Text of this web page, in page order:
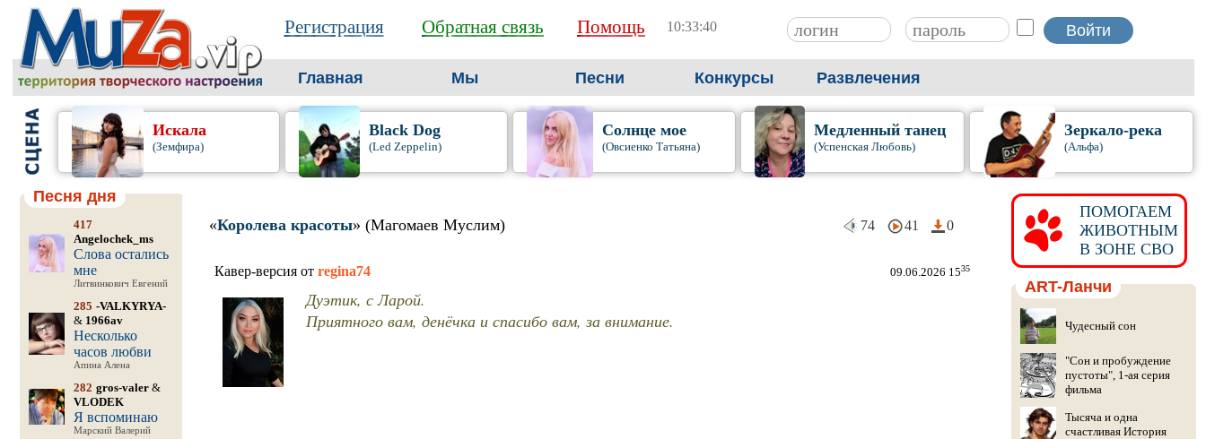
Регистрация Обратная связь Помощь 10:33:41
Главная Мы Песни Конкурсы Развлечения
Искала
(Земфира)
Black Dog
(Led Zeppelin)
Солнце мое
(Овсиенко Татьяна)
Медленный танец
(Успенская Любовь)
Зеркало-река
(Альфа)
Песня дня
417
Angelochek_ms
Слова остались
мне
Литвинкович Евгений
285 -VALKYRYA-
& 1966av
Несколько
часов любви
Апина Алена
282 gros-valer&
VLODEK
Я вспоминаю
Марский Валерий
«Королева красоты» (Магомаев Муслим) 74 41 0
Кавер-версия от regina74 09.06.2026 1535
Дуэтик, с Ларой.
Приятного вам, денёчка и спасибо вам, за внимание.
ПОМОГАЕМ
ЖИВОТНЫМ
В ЗОНЕ СВО
ART-Ланчи
Чудесный сон
"Сон и пробуждение
пустоты", 1-ая серия
фильма
Тысяча и одна
счастливая История